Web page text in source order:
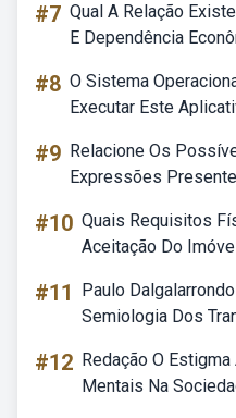
#7 Qual A Relação
E Dependência
#8 O Sistema
Executar Este
#9 Relacione Os
Expressões
#10 Quais Requisitos
Aceitação Do
#11
Paulo
Semiologia Dos
#12 Redação O
Mentais Na